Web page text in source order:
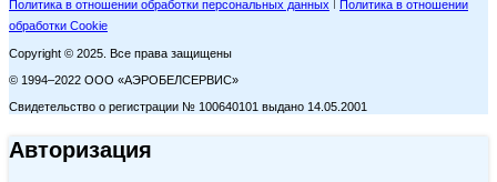
Политика в отношении обработки персональных данных
Политика в отношении
обработки Cookie
Copyright © 2025. Все права защищены
© 1994–2022 ООО «АЭРОБЕЛСЕРВИС»
Свидетельство о регистрации № 100640101 выдано 14.05.2001
Авторизация